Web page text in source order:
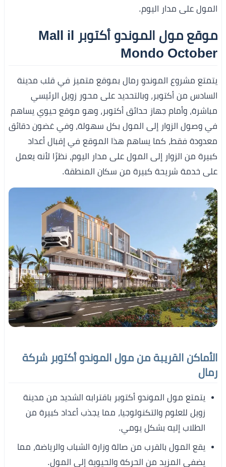
المول على مدار اليوم.
موقع مول الموندو أكتوبر Mall il
Mondo October
يتمتع مشروع الموندو رمال بموقع متميز في قلب مدينة
السادس من أكتوبر، وبالتحديد على محور زويل الرئيسي
مباشرة، وأمام جهاز حدائق أكتوبر، وهو موقع حيوي يساهم
في وصول الزوار إلى المول بكل سهولة، وفي غضون دقائق
معدودة فقط، كما يساهم هذا الموقع في إقبال أعداد
كبيرة من الزوار إلى المول على مدار اليوم، نظرًا لأنه يعمل
على خدمة شريحة كبيرة من سكان المنطقة.
الأماكن القريبة من مول الموندو أكتوبر شركة
رمال
يتمتع مول الموندو أكتوبر باقترابه الشديد من مدينة
زويل للعلوم والتكنولوجيا، مما يجذب أعداد كبيرة من
الطلاب إليه بشكل يومي.
يقع المول بالقرب من صالة وزارة الشباب والرياضة، مما
يضفي المزيد من الحركة والحيوية إلى المول.